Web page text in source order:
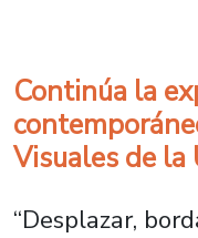
Continúa la
Visuales de la
“Desplazar,